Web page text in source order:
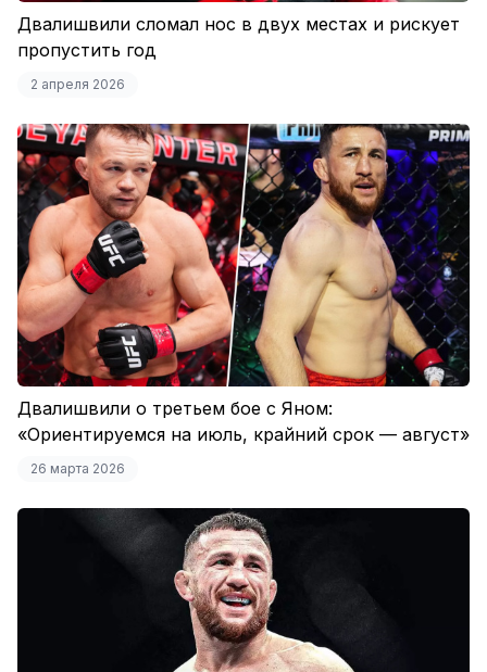
Двалишвили сломал нос в двух местах и рискует
пропустить год
2 апреля 2026
Двалишвили о третьем бое с Яном:
«Ориентируемся на июль, крайний срок — август»
26 марта 2026